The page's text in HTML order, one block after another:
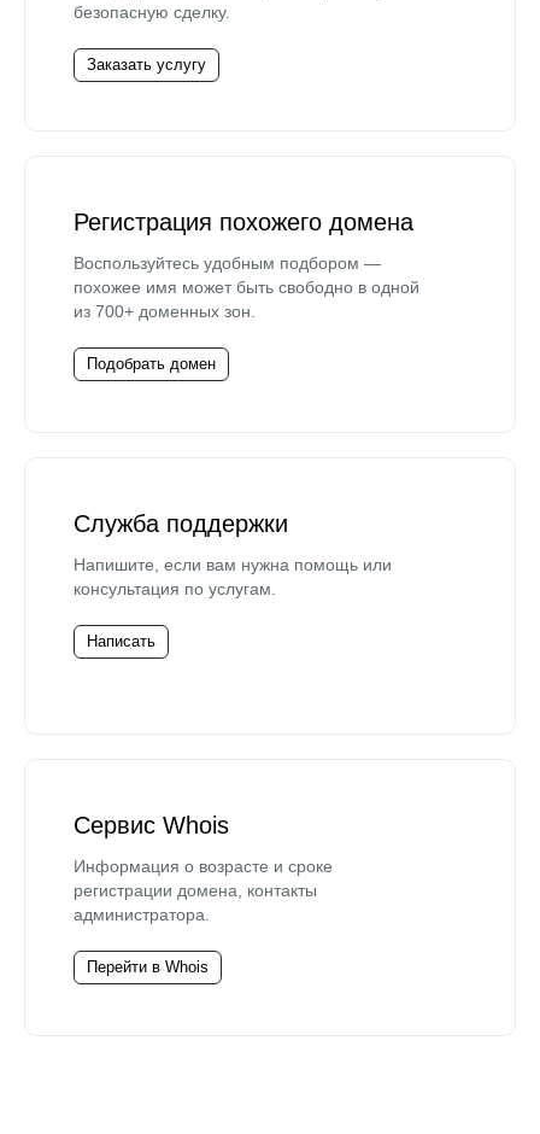
безопасную сделку.
Заказать услугу
Регистрация похожего домена
Воспользуйтесь удобным подбором —
похожее имя может быть свободно в одной
из 700+ доменных зон.
Подобрать домен
Служба поддержки
Напишите, если вам нужна помощь или
консультация по услугам.
Написать
Сервис Whois
Информация о возрасте и сроке
регистрации домена, контакты
администратора.
Перейти в Whois